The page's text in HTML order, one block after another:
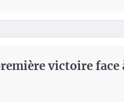
victoire face